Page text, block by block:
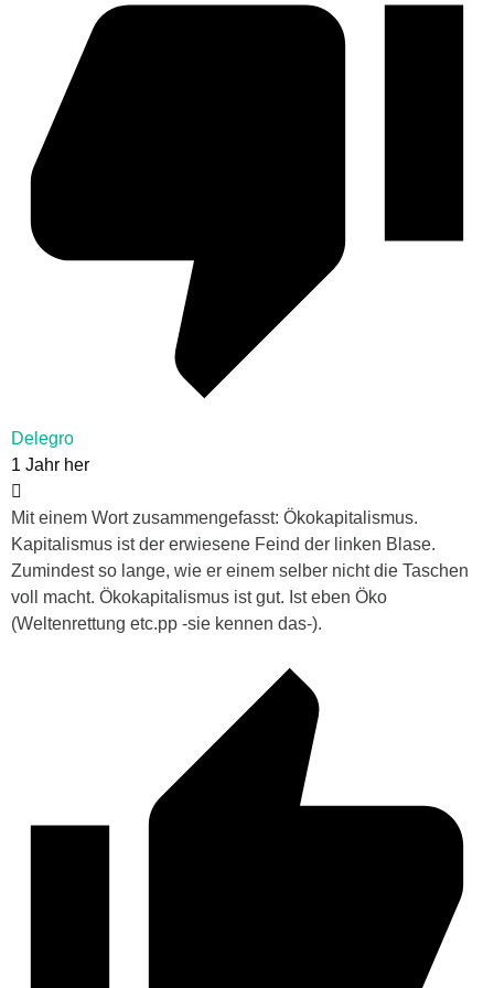
Delegro
1 Jahr her
Mit einem Wort zusammengefasst: Ökokapitalismus.
Kapitalismus ist der erwiesene Feind der linken Blase.
Zumindest so lange, wie er einem selber nicht die Taschen
voll macht. Ökokapitalismus ist gut. Ist eben Öko
(Weltenrettung etc.pp -sie kennen das-).